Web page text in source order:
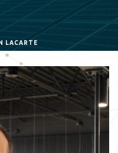
LACARTE